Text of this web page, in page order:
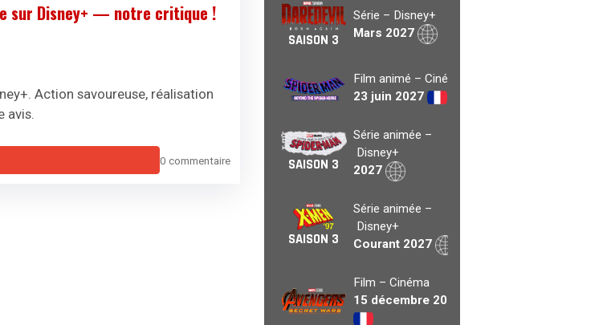
sur Disney+ — notre critique !
Action savoureuse, réalisation
avis.
0 commentaire
SAISON 3
Série – Disney+
Mars 2027
Film animé – Cinéma
23 juin 2027
SAISON 3
Série animée –
Disney+
2027
SAISON 3
Série animée –
Disney+
Courant 2027
Film – Cinéma
15 décembre 2027